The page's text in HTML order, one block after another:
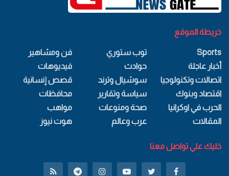
خريطة الموقع
Sports
أخبار عاجلة
اتصالات وتكنولوجيا
اقتصاد وبنوك
الحرب في اوكرانيا
المقالات
توب ستوري
حوادث
سوشيال وترند
سياسة وتقارير
صحة ومنوعات
عرب وعالم
فن ومشاهير
فيديوهات
قصص إنسانية
محافظات
مواهب
هوت نيوز
خليك علي تواصل معنا